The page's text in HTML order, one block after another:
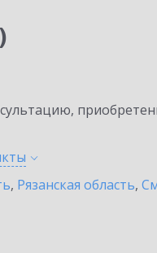
, Рязанская область,